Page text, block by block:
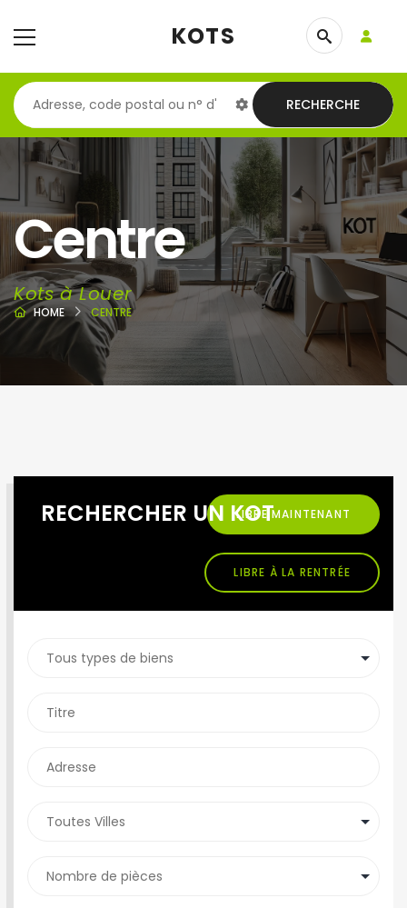
KOTS
RECHERCHE
Centre
Kots à Louer
HOME CENTRE
RECHERCHER UN KOTLIBRE MAINTENANT
LIBRE À LA RENTRÉE